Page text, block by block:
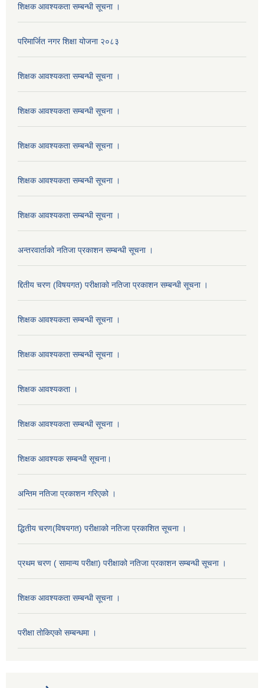
शिक्षक आवश्यकता सम्बन्धी सूचना ।
परिमार्जित नगर शिक्षा योजना २०८३
शिक्षक आवश्यकता सम्बन्धी सूचना ।
शिक्षक आवश्यकता सम्बन्धी सूचना ।
शिक्षक आवश्यकता सम्बन्धी सूचना ।
शिक्षक आवश्यकता सम्बन्धी सूचना ।
शिक्षक आवश्यकता सम्बन्धी सूचना ।
अन्तरवार्ताको नतिजा प्रकाशन सम्बन्धी सूचना ।
द्दितीय चरण (विषयगत) परीक्षाको नतिजा प्रकाशन सम्बन्धी सूचना ।
शिक्षक आवश्यकता सम्बन्धी सूचना ।
शिक्षक आवश्यकता सम्बन्धी सूचना ।
शिक्षक आवश्यकता ।
शिक्षक आवश्यकता सम्बन्धी सूचना ।
शिक्षक आवश्यक सम्बन्धी सूचना।
अन्तिम नतिजा प्रकाशन गरिएको ।
द्धितीय चरण(विषयगत) परीक्षाको नतिजा प्रकाशित सूचना ।
प्रथम चरण ( सामान्य परीक्षा) परीक्षाको नतिजा प्रकाशन सम्बन्धी सूचना ।
शिक्षक आवश्यकता सम्बन्धी सूचना ।
परीक्षा ताेकिएकाे सम्बन्धमा ।